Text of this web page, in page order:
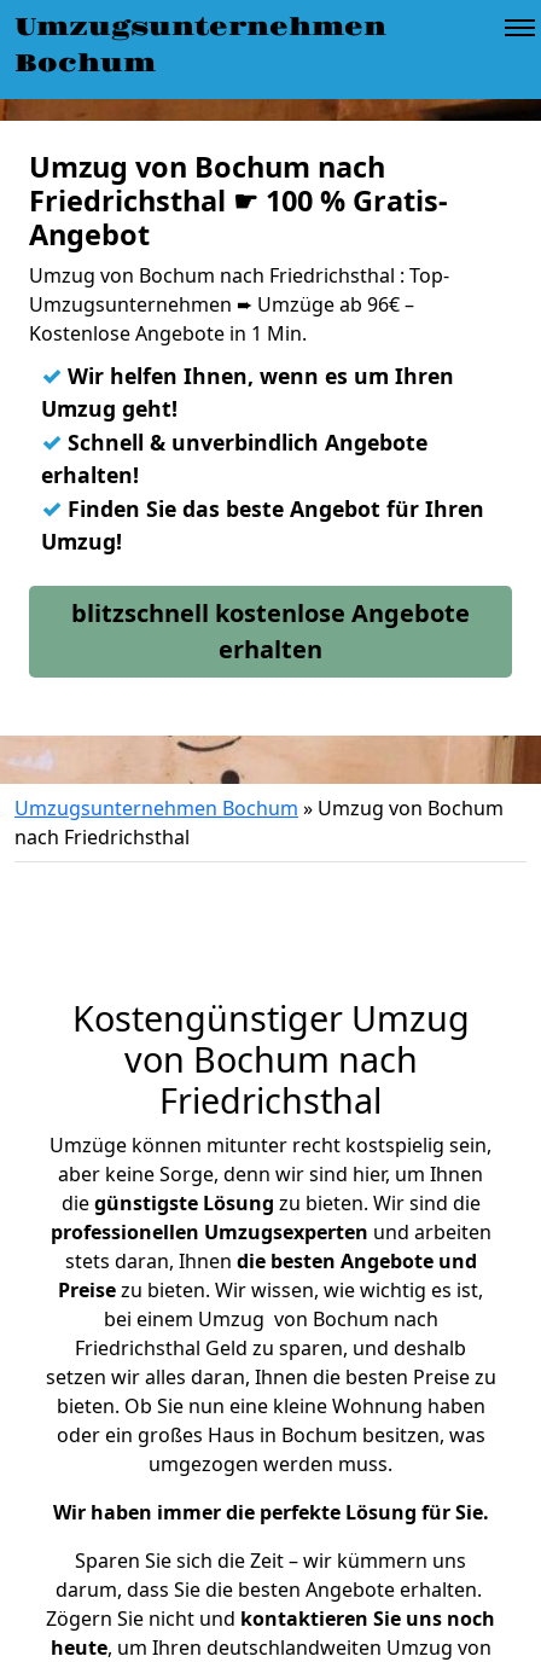
Umzugsunternehmen
Bochum
Umzug von Bochum nach
Friedrichsthal ☛ 100 % Gratis-
Angebot
Umzug von Bochum nach Friedrichsthal : Top-
Umzugsunternehmen ➨ Umzüge ab 96€ –
Kostenlose Angebote in 1 Min.
✓ Wir helfen Ihnen, wenn es um Ihren
Umzug geht!
✓ Schnell & unverbindlich Angebote
erhalten!
✓ Finden Sie das beste Angebot für Ihren
Umzug!
blitzschnell kostenlose Angebote
erhalten
Umzugsunternehmen Bochum » Umzug von Bochum
nach Friedrichsthal
Kostengünstiger Umzug
von Bochum nach
Friedrichsthal
Umzüge können mitunter recht kostspielig sein,
aber keine Sorge, denn wir sind hier, um Ihnen
diegünstigste Lösung zu bieten. Wir sind die
professionellen Umzugsexperten und arbeiten
stets daran, Ihnen die besten Angebote und
Preisezu bieten. Wir wissen, wie wichtig es ist,
bei einem Umzug von Bochum nach
Friedrichsthal Geld zu sparen, und deshalb
setzen wir alles daran, Ihnen die besten Preise zu
bieten. Ob Sie nun eine kleine Wohnung haben
oder ein großes Haus in Bochum besitzen, was
umgezogen werden muss.
Wir haben immer die perfekte Lösung für Sie.
Sparen Sie sich die Zeit – wir kümmern uns
darum, dass Sie die besten Angebote erhalten.
Zögern Sie nicht und kontaktieren Sie uns noch
heute, um Ihren deutschlandweiten Umzug von